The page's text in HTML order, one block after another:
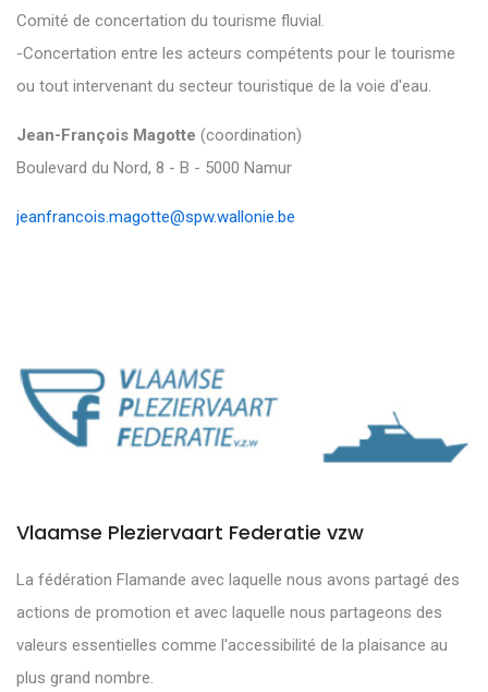
Comité de concertation du tourisme fluvial.
-Concertation entre les acteurs compétents pour le tourisme
ou tout intervenant du secteur touristique de la voie d'eau.
Jean-François Magotte (coordination)
Boulevard du Nord, 8 - B - 5000 Namur
jeanfrancois.magotte@spw.wallonie.be
Vlaamse Pleziervaart Federatie vzw
La fédération Flamande avec laquelle nous avons partagé des
actions de promotion et avec laquelle nous partageons des
valeurs essentielles comme l'accessibilité de la plaisance au
plus grand nombre.